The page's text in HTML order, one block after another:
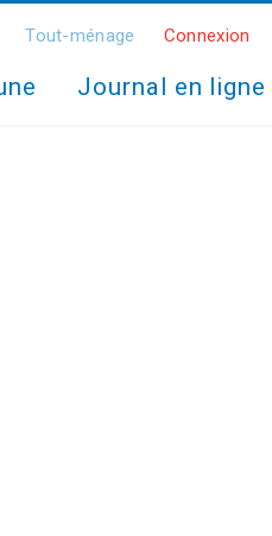
Tout-ménage Connexion
Journal en ligne